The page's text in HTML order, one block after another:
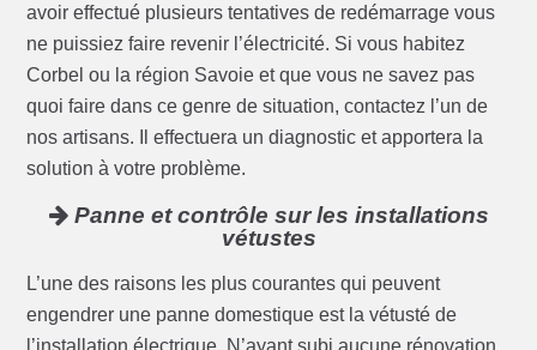
avoir effectué plusieurs tentatives de redémarrage vous
ne puissiez faire revenir l’électricité. Si vous habitez
Corbel ou la région Savoie et que vous ne savez pas
quoi faire dans ce genre de situation, contactez l’un de
nos artisans. Il effectuera un diagnostic et apportera la
solution à votre problème.
Panne et contrôle sur les installations
vétustes
L’une des raisons les plus courantes qui peuvent
engendrer une panne domestique est la vétusté de